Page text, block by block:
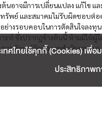
นอาจมีการเปลี่ยนแปลง แก้ไข
พย์ และสมาคมไม่รับผิดชอบต่อ
างรอบคอบในการตัดสินใจลงทุน
ะห์ ซึ่งปรากฏข้างต้นนี้ ห้ามมิให้
ลายลักษณ์อักษรจากสำนักงาน
ศไทยใช้คุกกี้ (Cookies) เพื่
ประสิทธิภาพก